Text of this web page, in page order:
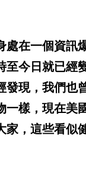
在一個資訊
至今日就已經
發現，我們也
一樣，現在美
家，這些看似